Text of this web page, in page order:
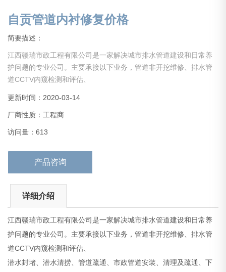
自贡管道内衬修复价格
简要描述：
江西赣瑞市政工程有限公司是一家解决城市排水管道建设和日常养
护问题的专业公司。主要承接以下业务，管道非开挖维修、排水管
道CCTV内窥检测和评估、
水管网检测及维护、管道养护和沉管抢修、泵站清捞。
公司是通过工商注册、许可经营的正规大型疏通清洗工程公司；公
司经过多年发展壮大，现已拥有良好高压水射流清洗车数辆及各种
依托英雄城
更新时间：2020-03-14
厂商性质：工程商
访问量：613
产品咨询
详细介绍
江西赣瑞市政工程有限公司是一家解决城市排水管道建设和日常养
护问题的专业公司。主要承接以下业务，管道非开挖维修、排水管
道CCTV内窥检测和评估、
潜水封堵、潜水清捞、管道疏通、市政管道安装、清理及疏通、下